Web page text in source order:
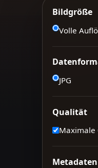
Bildgröße
Volle
JPG
Qualität
Maximale
Metadaten